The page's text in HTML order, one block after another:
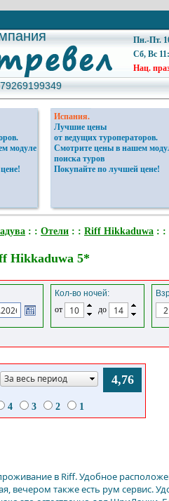
Пн.-Пт.
Сб, Вс
Нац.
модуле
Испания.
Лучшие цены
от ведущих туроператоров.
Смотрите цены в нашем
поиска туров
Покупайте по лучшей цене!
: : Отели : : Riff Hikkaduwa : :
Hikkaduwa 5*
Кол-во ночей:
от
до
За весь период 4,76
4 3 2 1
в Riff. Удобное
вечером также есть рум сервис.